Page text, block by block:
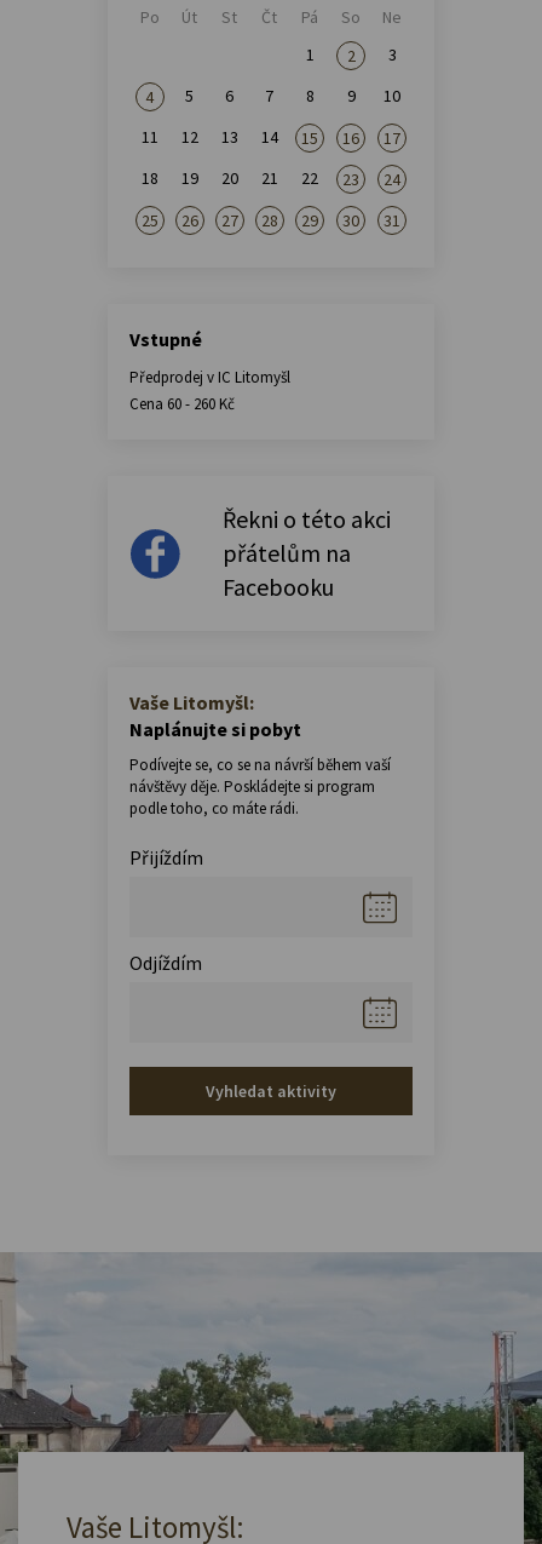
Po Út St Čt Pá So
Ne
1
2
3
4
5 6 7 8 9
10
11
12 13 14 15 16
17
18
19 20 21 22 23
24
25
26 27 28 29 30 31
Vstupné
Předprodej v IC Litomyšl
Cena 60 - 260 Kč
Řekni o této akci
přátelům na
Facebooku
Vaše Litomyšl:
Naplánujte si pobyt
Podívejte se, co se na návrší během vaší
návštěvy děje. Poskládejte si program
podle toho, co máte rádi.
Přijíždím
Odjíždím
Vyhledat aktivity
Vaše Litomyšl: